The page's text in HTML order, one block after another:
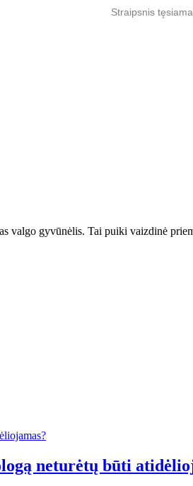
Straipsnis
valgo gyvūnėlis. Tai puiki vaizdinė
neturėtų būti